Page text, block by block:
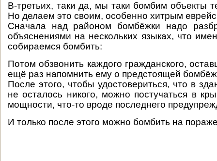
В-третьих, таки да, мы таки бомбим объекты
Но делаем это своим, особенно хитрым
Сначала над районом бомбёжки надо
объяснениями на нескольких языках, что
собираемся бомбить:
Потом обзвонить каждого гражданского,
ещё раз напомнить ему о предстоящей
После этого, чтобы удостовериться, что в
не осталось никого, можно постучаться в
мощности, что-то вроде последнего
И только после этого можно бомбить на